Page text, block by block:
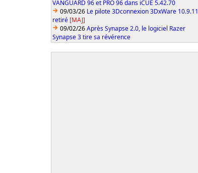
VANGUARD 96 et PRO 96 dans iCUE 5.42.70
09/03/26 Le pilote 3Dconnexion 3DxWare 10.9.11
retiré [MAJ]
09/02/26Après Synapse 2.0, le logiciel Razer
Synapse 3 tire sa révérence